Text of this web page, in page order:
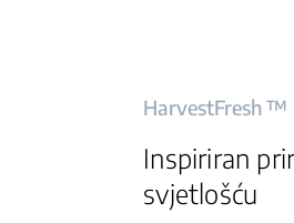
HarvestFresh ™
Inspiriran
svjetlošću